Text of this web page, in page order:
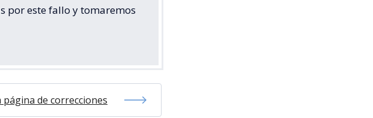
por este fallo y tomaremos
página de correcciones